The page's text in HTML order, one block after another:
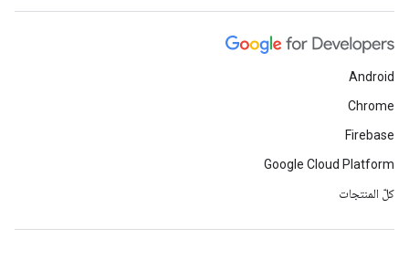
Android
Chrome
Firebase
Google Cloud Platform
كلّ المنتجات